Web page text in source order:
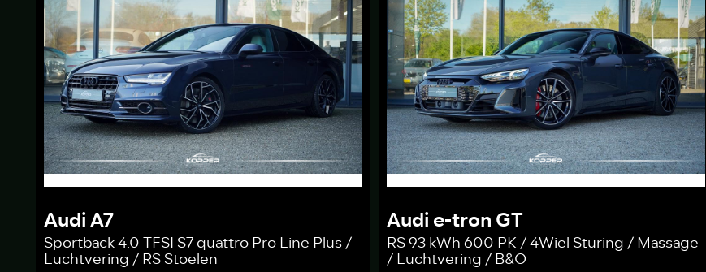
Audi A7
Sportback 4.0 TFSI S7 quattro Pro Line Plus /
Luchtvering / RS Stoelen
Audi e-tron GT
RS 93 kWh 600 PK / 4Wiel Sturing / Massage
/ Luchtvering / B&O